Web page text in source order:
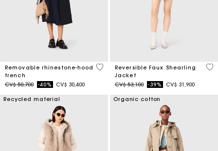
Removable rhinestone-hood
trench
Price reduced from
CV$ 50,700to-40% CV$ 30,400
5 out of 5 Customer Rating
Reversible Faux Shearling
Jacket
Price reduced from
CV$ 53,100to-39% CV$ 31,900
4,8
Recycled material Organic cotton